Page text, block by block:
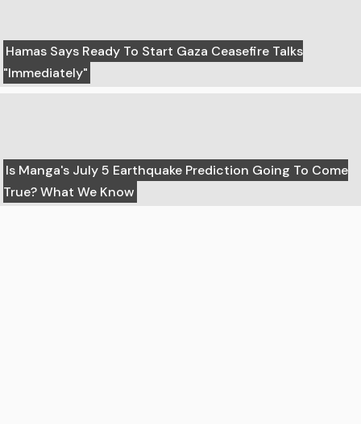
Hamas Says Ready To Start Gaza Ceasefire Talks
"Immediately"
Is Manga's July 5 Earthquake Prediction Going To Come
True? What We Know